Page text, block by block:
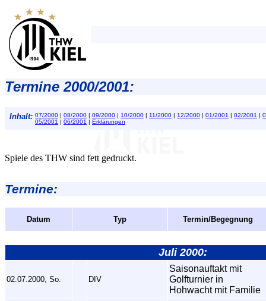
Termine 2000/2001:
Inhalt: 07/2000 | 08/2000 | 09/2000 | 10/2000 | 11/2000 | 12/2000 | 01/2001 | 02/2001 |
05/2001 | 06/2001 | Erklärungen
Spiele des THW sind fett gedruckt.
Termine:
Datum Typ Termin/Begegnung
Juli 2000:
02.07.2000, So. DIV
Saisonauftakt mit
Golfturnier in
Hohwacht mit Familie